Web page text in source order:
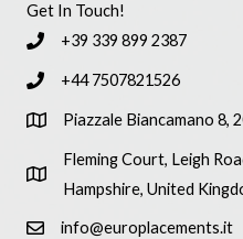
Get In Touch!
+39 339 899 2387
+44 7507821526
Piazzale Biancamano 8,
Fleming Court, Leigh
Hampshire, United
info@europlacements.it